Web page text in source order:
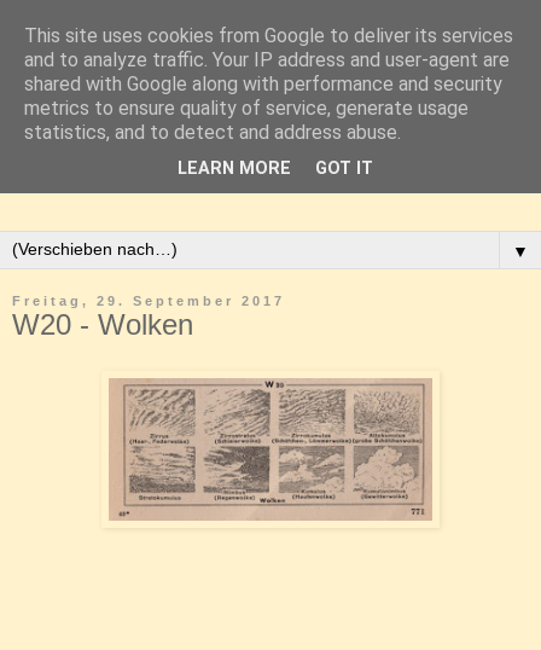
▼
Freitag, 29. September 2017
W20 - Wolken
This site uses cookies from Google to deliver its services
and to analyze traffic. Your IP address and user-agent are
shared with Google along with performance and security
metrics to ensure quality of service, generate usage
statistics, and to detect and address abuse.
LEARN MORE GOT IT